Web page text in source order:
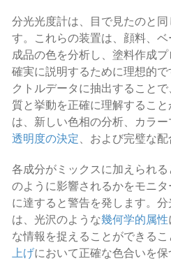
分光光度計は、目で見たのと
す。これらの装置は、顔料、
成品の色を分析し、塗料作成
確実に説明するために理想的
クトルデータに抽出すること
質と挙動を正確に理解するこ
は、新しい色相の分析、カラー
透明度の決定、および完璧な配
各成分がミックスに加えられ
のように影響されるかをモニ
に達すると警告を発します。
は、光沢のような幾何学的属性
な情報を捉えることができるこ
上げにおいて正確な色合いを保